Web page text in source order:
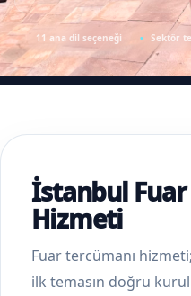
11 ana dil seçeneği Sektör
İstanbul Fuar
Hizmeti
Fuar tercümanı
ilk temasın doğru